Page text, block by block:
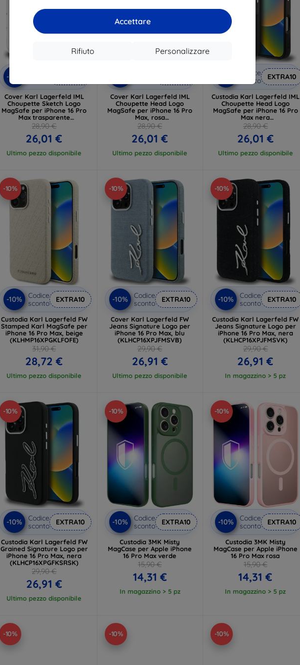
Accettare
Personalizzare
Rifiuto
-10%
Cover Karl Lagerfeld IML
Choupette Sketch Logo
MagSafe per iPhone 16 Pro
Max trasparente
(KLHMP16XHGCHGKBT)
28,90 €
26,01 €
Ultimo pezzo disponibile
Cover Karl Lagerfeld IML
Choupette Head Logo
MagSafe per iPhone 16 Pro
Max, rosa
(KLHMP16XHMKBCHP)
28,90 €
26,01 €
Ultimo pezzo disponibile
Codice
sconto
EXTRA10
Custodia Karl Lagerfeld IML
Choupette Head Logo
MagSafe per iPhone 16 Pro
Max nera
(KLHMP16XHMKBCHK)
28,90 €
26,01 €
Ultimo pezzo disponibile
-10%
-10%
Codice
sconto
EXTRA10
Custodia Karl Lagerfeld FW
Stamped Karl MagSafe per
iPhone 16 Pro Max, beige
(KLHMP16XPGKLFOFE)
31,90 €
28,72 €
Ultimo pezzo disponibile
-10%
-10%
Codice
sconto
EXTRA10
Cover Karl Lagerfeld FW
Jeans Signature Logo per
iPhone 16 Pro Max, blu
(KLHCP16XPJFMSVB)
29,90 €
26,91 €
Ultimo pezzo disponibile
-10%
-10%
Codice
sconto
EXTRA10
Custodia Karl Lagerfeld FW
Jeans Signature Logo per
iPhone 16 Pro Max, nera
(KLHCP16XPJFMSVK)
29,90 €
26,91 €
In magazzino > 5 pz
-10%
-10%
Codice
sconto
EXTRA10
Custodia Karl Lagerfeld FW
Grained Signature Logo per
iPhone 16 Pro Max, nera
(KLHCP16XPGFKSRSK)
29,90 €
26,91 €
Ultimo pezzo disponibile
-10%
-10%
Codice
sconto
EXTRA10
Custodia 3MK Misty
MagCase per Apple iPhone
16 Pro Max verde
15,90 €
14,31 €
In magazzino > 5 pz
-10%
-10%
Codice
sconto
EXTRA10
Custodia 3MK Misty
MagCase per Apple iPhone
16 Pro Max rosa
15,90 €
14,31 €
In magazzino > 5 pz
-10% -10% -10%